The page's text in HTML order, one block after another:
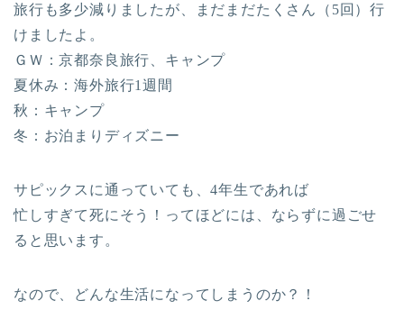
旅行も多少減りましたが、まだまだたくさん（5回）行
けましたよ。
ＧＷ：京都奈良旅行、キャンプ
夏休み：海外旅行1週間
秋：キャンプ
冬：お泊まりディズニー
サピックスに通っていても、4年生であれば
忙しすぎて死にそう！ってほどには、ならずに過ごせ
ると思います。
なので、どんな生活になってしまうのか？！